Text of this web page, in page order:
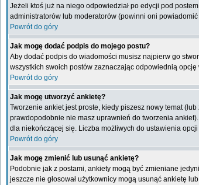
Jeżeli ktoś już na niego odpowiedział po edycji pod
administratorów lub moderatorów (powinni oni
Powrót do góry
Jak mogę dodać podpis do mojego postu?
Aby dodać podpis do wiadomości musisz najpierw go
wszystkich swoich postów zaznaczając odpowiednią
Powrót do góry
Jak mogę utworzyć ankietę?
Tworzenie ankiet jest proste, kiedy piszesz nowy temat
prawdopodobnie nie masz uprawnień do tworzenia
dla niekończącej się. Liczba możliwych do ustawienia
Powrót do góry
Jak mogę zmienić lub usunąć ankietę?
Podobnie jak z postami, ankiety mogą być zmieniane
jeszcze nie głosował użytkownicy mogą usunąć ankietę